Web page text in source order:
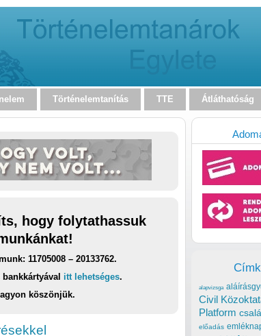
Történelemtanítás TTE Átláthatóság
hogy folytathassuk
11705008 – 20133762.
itt lehetséges.
köszönjük.
alapvizsga
Civil
Platform
előadás